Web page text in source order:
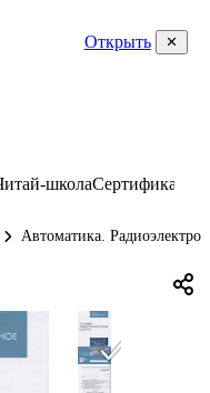
Открыть
школаСертификаты
Автоматика.